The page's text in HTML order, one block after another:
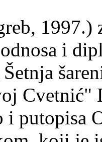
i
Šetnja
Cvetnić"
i putopisa